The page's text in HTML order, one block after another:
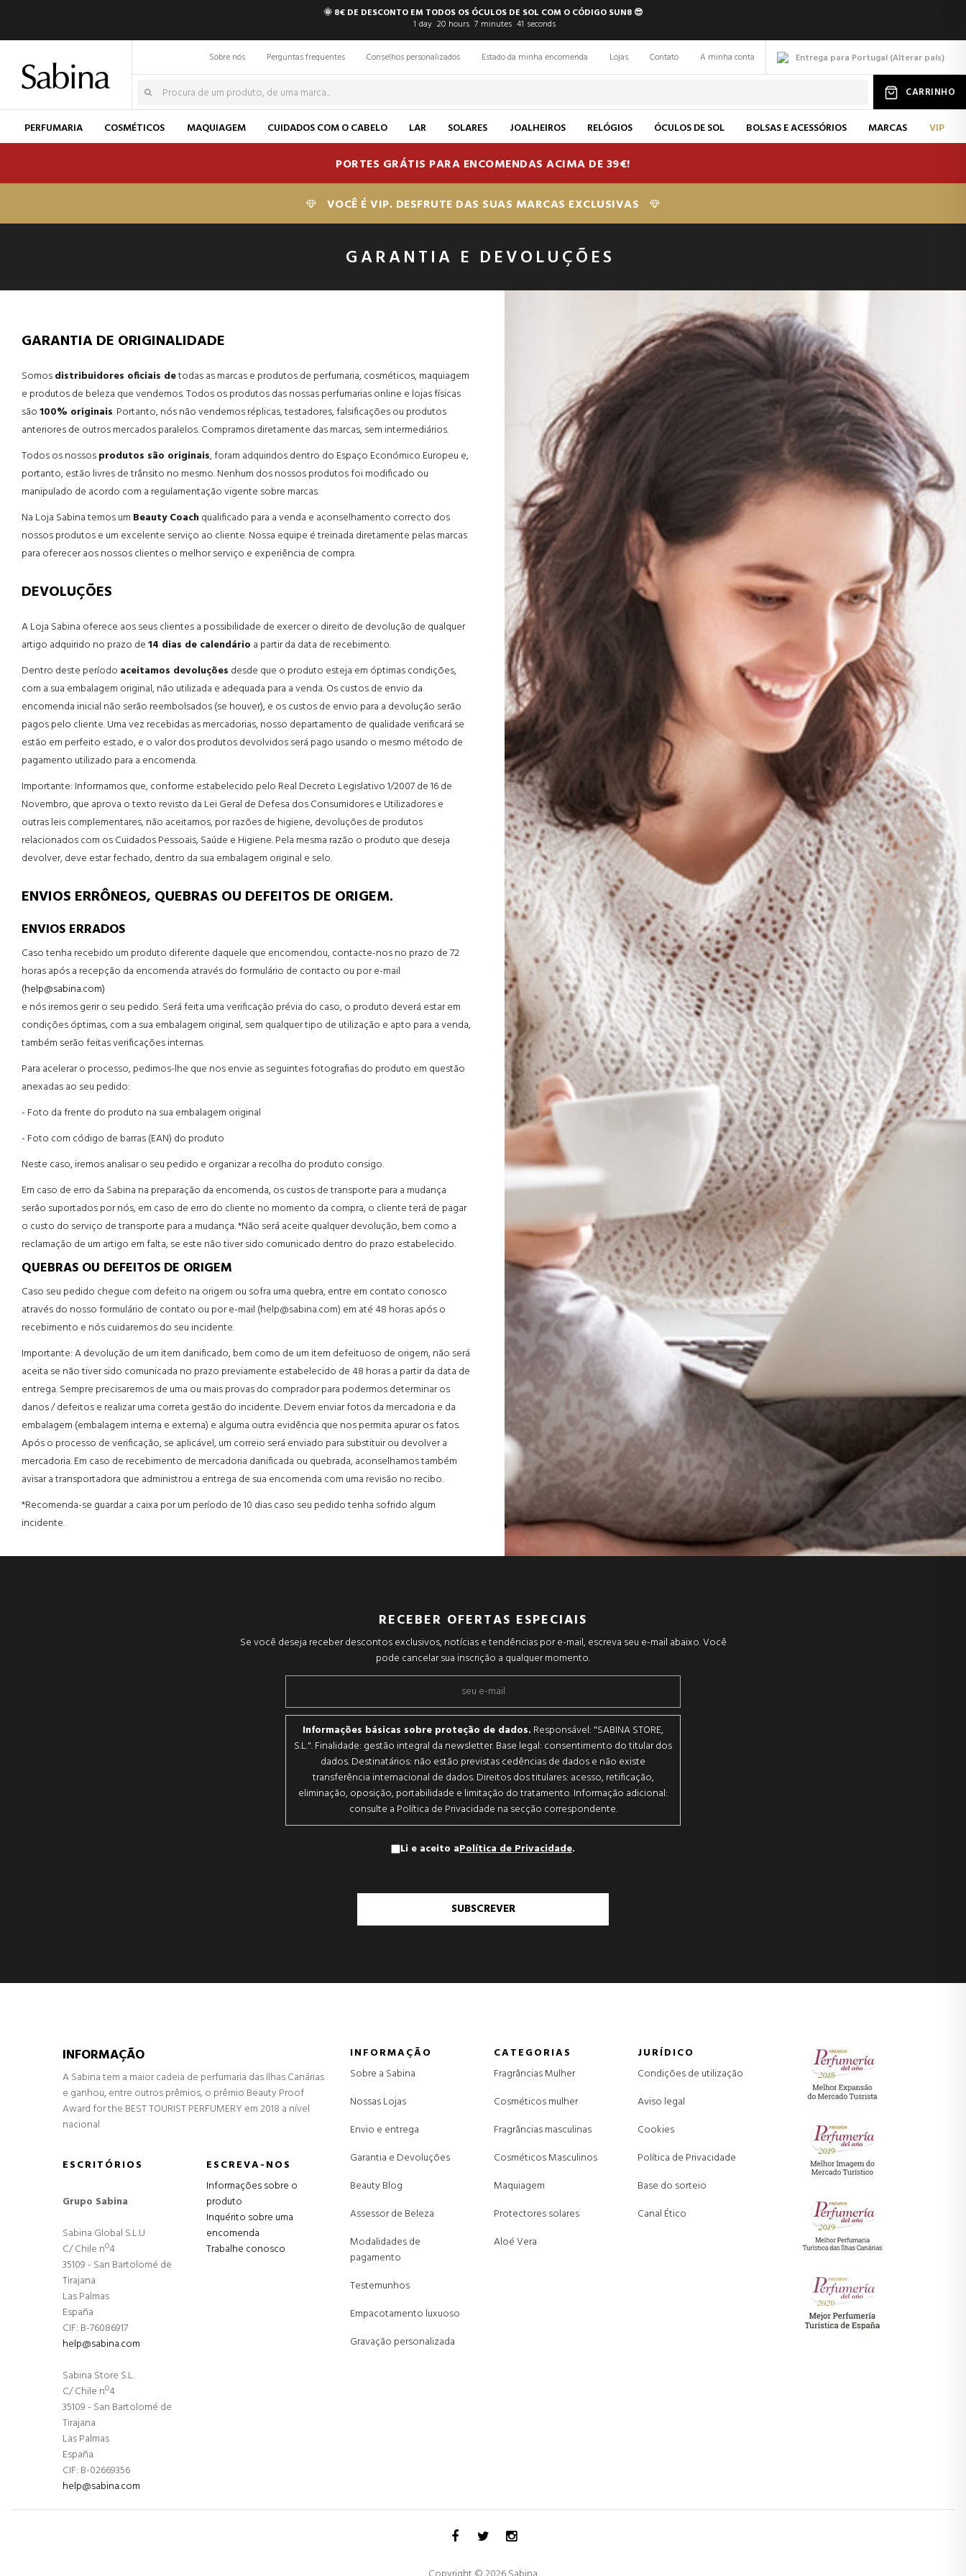
🌞 8€ DE DESCONTO EM TODOS OS ÓCULOS DE SOL COM O CÓDIGO SUN8 😎
1 day 20 hours 7 minutes 40 seconds
Entrega para Portugal (Alterar país)
Sobre nós Perguntas frequentes Conselhos personalizados Estado da minha encomenda Lojas Contato A minha conta
CARRINHO
PERFUMARIA COSMÉTICOS MAQUIAGEM CUIDADOS COM O CABELO LAR SOLARES JOALHEIROS RELÓGIOS ÓCULOS DE SOL BOLSAS E ACESSÓRIOS MARCAS VIP
PORTES GRÁTIS PARA ENCOMENDAS ACIMA DE 39€!
VOCÊ É VIP. DESFRUTE DAS SUAS MARCAS EXCLUSIVAS
GARANTIA E DEVOLUÇÕES
GARANTIA DE ORIGINALIDADE
Somosdistribuidores oficiais detodas as marcas e produtos de perfumaria, cosméticos, maquiagem
e produtos de beleza que vendemos. Todos os produtos das nossas perfumarias online e lojas físicas
são100% originais. Portanto, nós não vendemos réplicas, testadores, falsificações ou produtos
anteriores de outros mercados paralelos. Compramos diretamente das marcas, sem intermediários.
Todos os nossosprodutos são originais, foram adquiridos dentro do Espaço Económico Europeu e,
portanto, estão livres de trânsito no mesmo. Nenhum dos nossos produtos foi modificado ou
manipulado de acordo com a regulamentação vigente sobre marcas.
Na Loja Sabina temos um Beauty Coachqualificado para a venda e aconselhamento correcto dos
nossos produtos e um excelente serviço ao cliente. Nossa equipe é treinada diretamente pelas marcas
para oferecer aos nossos clientes o melhor serviço e experiência de compra.
DEVOLUÇÕES
A Loja Sabina oferece aos seus clientes a possibilidade de exercer o direito de devolução de qualquer
artigo adquirido no prazo de14 dias de calendário a partir da data de recebimento.
Dentro deste período aceitamos devoluções desde que o produto esteja em óptimas condições,
com a sua embalagem original, não utilizada e adequada para a venda. Os custos de envio da
encomenda inicial não serão reembolsados (se houver), e os custos de envio para a devolução serão
pagos pelo cliente. Uma vez recebidas as mercadorias, nosso departamento de qualidade verificará se
estão em perfeito estado, e o valor dos produtos devolvidos será pago usando o mesmo método de
pagamento utilizado para a encomenda.
Importante: Informamos que, conforme estabelecido pelo Real Decreto Legislativo 1/2007 de 16 de
Novembro, que aprova o texto revisto da Lei Geral de Defesa dos Consumidores e Utilizadores e
outras leis complementares, não aceitamos, por razões de higiene, devoluções de produtos
relacionados com os Cuidados Pessoais, Saúde e Higiene. Pela mesma razão o produto que deseja
devolver, deve estar fechado, dentro da sua embalagem original e selo.
ENVIOS ERRÔNEOS, QUEBRAS OU DEFEITOS DE ORIGEM.
ENVIOS ERRADOS
Caso tenha recebido um produto diferente daquele que encomendou, contacte-nos no prazo de 72
horas após a recepção da encomenda através do formulário de contacto ou por e-mail
(help@sabina.com)
e nós iremos gerir o seu pedido. Será feita uma verificação prévia do caso, o produto deverá estar em
condições óptimas, com a sua embalagem original, sem qualquer tipo de utilização e apto para a venda,
também serão feitas verificações internas.
Para acelerar o processo, pedimos-lhe que nos envie as seguintes fotografias do produto em questão
anexadas ao seu pedido:
- Foto da frente do produto na sua embalagem original
- Foto com código de barras (EAN) do produto
Neste caso, iremos analisar o seu pedido e organizar a recolha do produto consigo.
Em caso de erro da Sabina na preparação da encomenda, os custos de transporte para a mudança
serão suportados por nós, em caso de erro do cliente no momento da compra, o cliente terá de pagar
o custo do serviço de transporte para a mudança. *Não será aceite qualquer devolução, bem como a
reclamação de um artigo em falta, se este não tiver sido comunicado dentro do prazo estabelecido.
QUEBRAS OU DEFEITOS DE ORIGEM
Caso seu pedido chegue com defeito na origem ou sofra uma quebra, entre em contato conosco
através do nosso formulário de contato ou por e-mail (help@sabina.com) em até 48 horas após o
recebimento e nós cuidaremos do seu incidente.
Importante: A devolução de um item danificado, bem como de um item defeituoso de origem, não será
aceita se não tiver sido comunicada no prazo previamente estabelecido de 48 horas a partir da data de
entrega. Sempre precisaremos de uma ou mais provas do comprador para podermos determinar os
danos / defeitos e realizar uma correta gestão do incidente. Devem enviar fotos da mercadoria e da
embalagem (embalagem interna e externa) e alguma outra evidência que nos permita apurar os fatos.
Após o processo de verificação, se aplicável, um correio será enviado para substituir ou devolver a
mercadoria. Em caso de recebimento de mercadoria danificada ou quebrada, aconselhamos também
avisar a transportadora que administrou a entrega de sua encomenda com uma revisão no recibo.
*Recomenda-se guardar a caixa por um período de 10 dias caso seu pedido tenha sofrido algum
incidente.
RECEBER OFERTAS ESPECIAIS
Se você deseja receber descontos exclusivos, notícias e tendências por e-mail, escreva seu e-mail abaixo. Você
pode cancelar sua inscrição a qualquer momento.
Informações básicas sobre proteção de dados. Responsável: "SABINA STORE,
S.L.". Finalidade: gestão integral da newsletter. Base legal: consentimento do titular dos
dados. Destinatários: não estão previstas cedências de dados e não existe
transferência internacional de dados. Direitos dos titulares: acesso, retificação,
eliminação, oposição, portabilidade e limitação do tratamento. Informação adicional:
consulte a Política de Privacidade na secção correspondente.
Li e aceito aPolítica de Privacidade.
SUBSCREVER
INFORMAÇÃO
A Sabina tem a maior cadeia de perfumaria das Ilhas Canárias
e ganhou, entre outros prêmios, o prêmio Beauty Proof
Award for the BEST TOURIST PERFUMERY em 2018 a nível
nacional
ESCRITÓRIOS
Grupo Sabina
Sabina Global S.L.U
C/ Chile nº4
35109 - San Bartolomé de
Tirajana
Las Palmas
España
CIF: B-76086917
help@sabina.com
Sabina Store S.L.
C/ Chile nº4
35109 - San Bartolomé de
Tirajana
Las Palmas
España
CIF: B-02669356
help@sabina.com
ESCREVA-NOS
Informações sobre o
produto
Inquérito sobre uma
encomenda
Trabalhe conosco
INFORMAÇÃO
Sobre a Sabina
Nossas Lojas
Envio e entrega
Garantia e Devoluções
Beauty Blog
Assessor de Beleza
Modalidades de
pagamento
Testemunhos
Empacotamento luxuoso
Gravação personalizada
CATEGORIAS
Fragrâncias Mulher
Cosméticos mulher
Fragrâncias masculinas
Cosméticos Masculinos
Maquiagem
Protectores solares
Aloé Vera
JURÍDICO
Condições de utilização
Aviso legal
Cookies
Política de Privacidade
Base do sorteio
Canal Ético